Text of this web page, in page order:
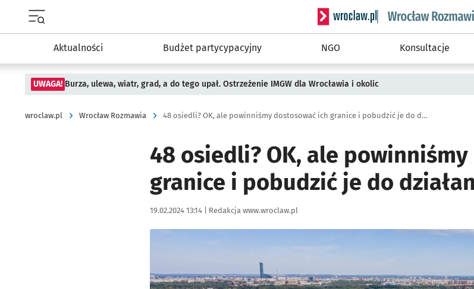
Serwis informacyjny wroclaw.pl
Aktualności Budżet partycypacyjny NGO Konsultacje
UWAGA! Burza, ulewa, wiatr, grad, a do tego upał. Ostrzeżenie IMGW dla Wrocławia i okolic
wroclaw.pl Wrocław Rozmawia 48 osiedli? OK, ale powinniśmy dostosować ich granice i pobudzić je do działania
48 osiedli? OK, ale
granice i pobudzić je do
Data publikacji:
19.02.2024 13:14 | Autor:
Redakcja www.wroclaw.pl